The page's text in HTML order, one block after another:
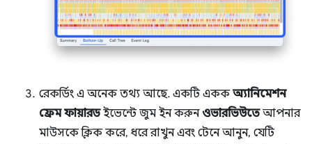
রেকর্ডিং এ অনেক তথ্য আছে. একটি এককঅ্যানিমেশন
ফ্রেম ফায়ারডইভেন্টে জুম ইন করুনওভারভিউতেআপনার
মাউসকে ক্লিক করে, ধরে রাখুন এবং টেনে আনুন, যেটি